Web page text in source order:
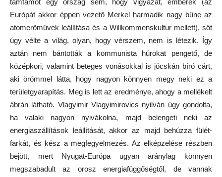
tamtamot egy ország sem, hogy vigyázat, emberek (az
Európát akkor éppen vezető Merkel harmadik nagy bűne az
atomerőművek leállítása és a Willkommenskultur mellett), sőt
úgy vélte a világ, olyan, hogy vérszem, nem is létezik. Így
aztán nem bántották a kommunista húrokat pengető, de
középkori, valamint beteges vonásokkal is jócskán bíró cárt,
aki örömmel látta, hogy nagyon könnyen megy neki ez a
területgyarapítás. Meg is lett az eredménye, ahogy a mellékelt
ábrán látható. Vlagyimir Vlagyimirovics nyilván úgy gondolta,
ha valaki nagyon nyivákolna, majd belengeti neki az
energiaszállítások leállítását, akkor az majd behúzza fülét-
farkát, és kész a megfegyelmezés. Az elképzelése részben
bejött, mert Nyugat-Európa ugyan aránylag könnyen
megszabadult az orosz energiafüggőségtől, de vannak